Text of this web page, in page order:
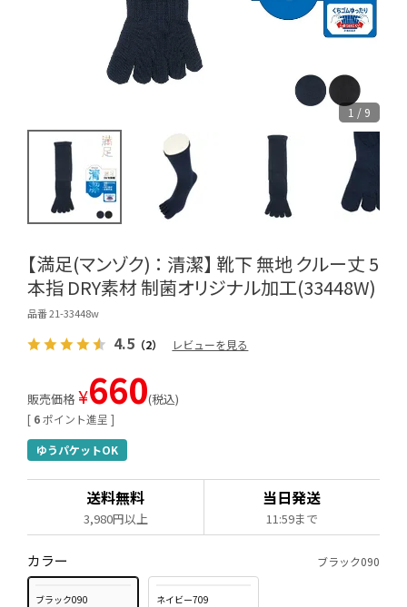
1 / 9
【満足(マンゾク) ： 清潔】 靴下 無地 クルー丈 5
本指 DRY素材 制菌オリジナル加工(33448W)
品番 21-33448w
4.5 （2） レビューを見る
[ 6 ポイント進呈 ]
販売価格 ¥660 税込
ゆうパケットOK
送料無料
3,980円以上
当日発送
11:59まで
カラー ブラック090
ブラック090 ネイビー709